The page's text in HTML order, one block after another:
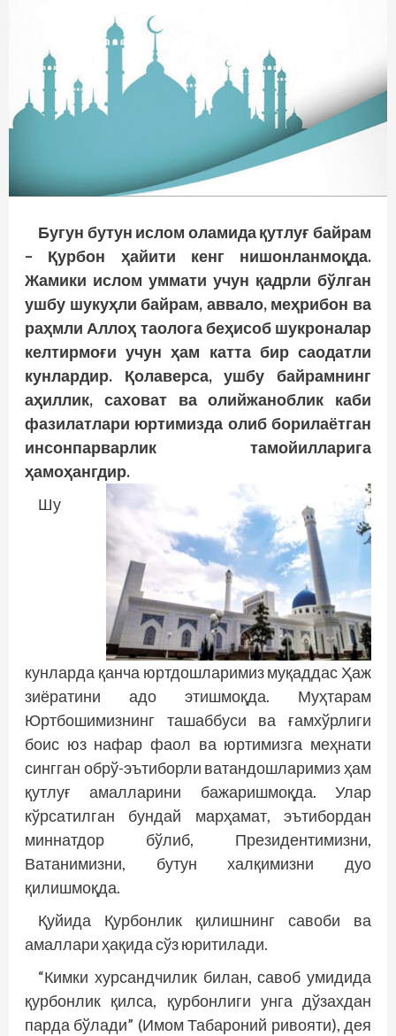
Бугун бутун ислом оламида қутлуғ байрам
– Қурбон ҳайити кенг нишонланмоқда.
Жамики ислом уммати учун қадрли бўлган
ушбу шукуҳли байрам, аввало, меҳрибон ва
раҳмли Аллоҳ таолога беҳисоб шукроналар
келтирмоғи учун ҳам катта бир саодатли
кунлардир. Қолаверса, ушбу байрамнинг
аҳиллик, саховат ва олийжаноблик каби
фазилатлари юртимизда олиб борилаётган
инсонпарварлик тамойилларига
ҳамоҳангдир.
Шу
кунларда қанча юртдошларимиз муқаддас Ҳаж
зиёратини адо этишмоқда. Муҳтарам
Юртбошимизнинг ташаббуси ва ғамхўрлиги
боис юз нафар фаол ва юртимизга меҳнати
сингган обрў-эътиборли ватандошларимиз ҳам
қутлуғ амалларини бажаришмоқда. Улар
кўрсатилган бундай марҳамат, эътибордан
миннатдор бўлиб, Президентимизни,
Ватанимизни, бутун халқимизни дуо
қилишмоқда.
Қуйида Қурбонлик қилишнинг савоби ва
амаллари ҳақида сўз юритилади.
“Кимки хурсандчилик билан, савоб умидида
қурбонлик қилса, қурбонлиги унга дўзахдан
парда бўлади” (Имом Табароний ривояти), дея